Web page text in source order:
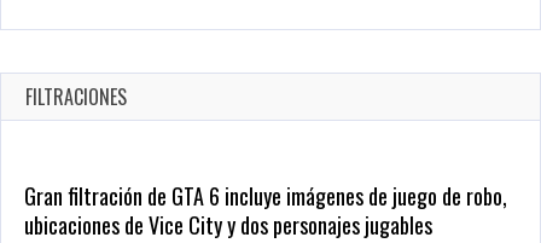
Revive el terror: El conjuro 4: Últimos ritos ya está disponible
Oct 20, 2025
1377 Views
FILTRACIONES
Gran filtración de GTA 6 incluye imágenes de juego de robo,
ubicaciones de Vice City y dos personajes jugables